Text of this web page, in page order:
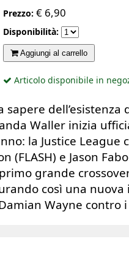
Prezzo: € 6,90
Disponibilità:
Aggiungi al carrello
Articolo disponibile in
dell’esistenza
Waller inizia
la Justice League
(FLASH) e Jason
grande
così una
Wayne contro